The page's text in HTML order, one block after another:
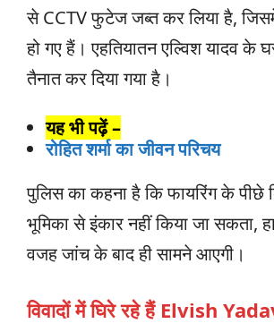
से CCTV फुटेज जब्त कर लिया है,
हो गए हैं। एहतियातन एल्विश यादव के
तैनात कर दिया गया है।
यह भी पढ़ें –
रोहित शर्मा का जीवन परिचय
पुलिस का कहना है कि फायरिंग के पीछे
भूमिका से इंकार नहीं किया जा सकता,
वजह जांच के बाद ही सामने आएगी।
विवादों में घिरे रहे हैं Elvish